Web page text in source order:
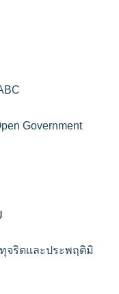
Government
ทุจริตและประพฤติมิ